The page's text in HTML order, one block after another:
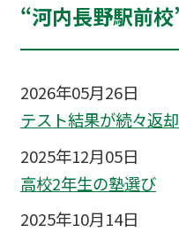
“河内長野駅前
2026年05月26日
テスト結果が続々返却
2025年12月05日
高校2年生の塾選び
2025年10月14日